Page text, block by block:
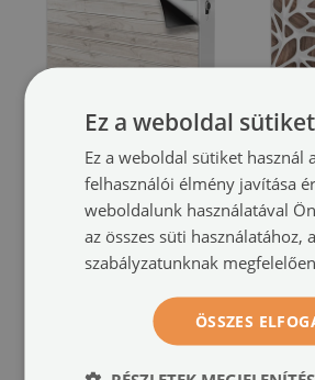
takaró
Fehér táblák(#mmmk-
309802997)
méret -tól: 80x60 cm
12 400 HUF
méret -
Ez a weboldal
Ez a weboldal sütiket használ a
felhasználói élmény javítása
weboldalunk használatával
az összes süti használatához,
szabályzatunknak
ÖSSZES